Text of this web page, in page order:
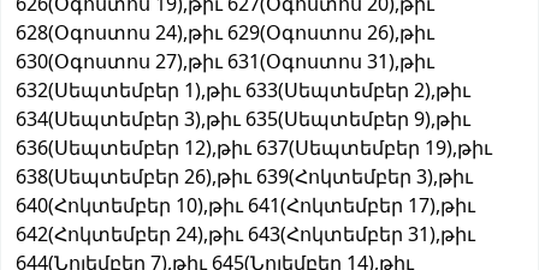
628(Օգոստոս 24),թիւ 629(Օգոստոս 26),թիւ
630(Օգոստոս 27),թիւ 631(Օգոստոս 31),թիւ
632(Սեպտեմբեր 1),թիւ 633(Սեպտեմբեր 2),թիւ
634(Սեպտեմբեր 3),թիւ 635(Սեպտեմբեր 9),թիւ
636(Սեպտեմբեր 12),թիւ 637(Սեպտեմբեր 19),թիւ
638(Սեպտեմբեր 26),թիւ 639(Հոկտեմբեր 3),թիւ
640(Հոկտեմբեր 10),թիւ 641(Հոկտեմբեր 17),թիւ
642(Հոկտեմբեր 24),թիւ 643(Հոկտեմբեր 31),թիւ
644(Նոյեմբեր 7),թիւ 645(Նոյեմբեր 14),թիւ